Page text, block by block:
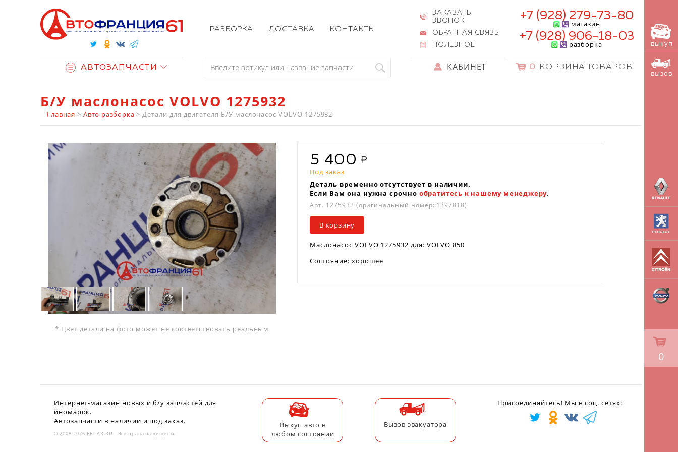
РАЗБОРКА ДОСТАВКА КОНТАКТЫ
ЗАКАЗАТЬ
ЗВОНОК
ОБРАТНАЯ СВЯЗЬ
ПОЛЕЗНОЕ
+7 (928) 279-73-80
магазин
+7 (928) 906-18-03
разборка
АВТОЗАПЧАСТИ КАБИНЕТ 0 КОРЗИНА ТОВАРОВ
Б/У маслонасос VOLVO 1275932
Главная > Авто разборка >Детали для двигателя Б/У маслонасос VOLVO 1275932
* Цвет детали на фото может не соответствовать реальным
5 400
Под заказ
Деталь временно отсутствует в наличии.
Если Вам она нужна срочно обратитесь к нашему менеджеру.
Арт. 1275932 (оригинальный номер: 1397818)
В корзину
Маслонасос VOLVO 1275932 для: VOLVO 850
Cостояние: хорошее
Интернет-магазин новых и б/у запчастей для
иномарок.
Автозапчасти в наличии и под заказ.
© 2008-2026 FRCAR.RU - Все права защищены.
Выкуп авто в
любом состоянии
Вызов эвакуатора
Присоединяйтесь! Мы в соц. сетях:
выкуп
вызов
0